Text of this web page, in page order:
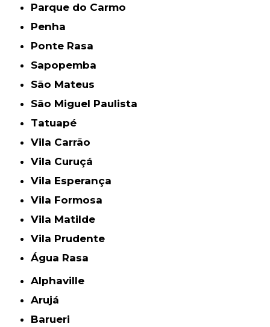
Parque do Carmo
Penha
Ponte Rasa
Sapopemba
São Mateus
São Miguel Paulista
Tatuapé
Vila Carrão
Vila Curuçá
Vila Esperança
Vila Formosa
Vila Matilde
Vila Prudente
Água Rasa
Alphaville
Arujá
Barueri